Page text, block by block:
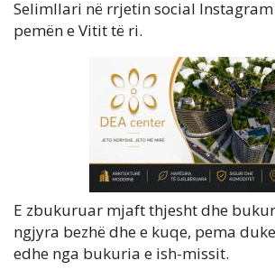
Selimllari në rrjetin social
pemën e Vitit të ri.
E zbukuruar mjaft thjesht dhe
ngjyra bezhë dhe e kuqe, pema
edhe nga bukuria e ish-missit.